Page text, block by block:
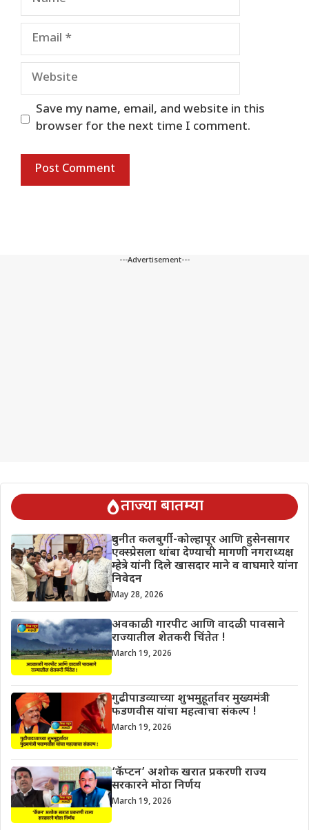
Email
Website
Save my name, email, and website in this
browser for the next time I comment.
---Advertisement---
ताज्या बातम्या
दुधनीत कलबुर्गी-कोल्हापूर आणि हुसेनसागर
एक्स्प्रेसला थांबा देण्याची मागणी नगराध्यक्ष
म्हेत्रे यांनी दिले खासदार माने व वाघमारे यांना
निवेदन
May 28, 2026
अवकाळी गारपीट आणि वादळी पावसाने
राज्यातील शेतकरी चिंतेत !
March 19, 2026
गुढीपाडव्याच्या शुभमुहूर्तावर मुख्यमंत्री
फडणवीस यांचा महत्वाचा संकल्प !
March 19, 2026
‘कॅप्टन’ अशोक खरात प्रकरणी राज्य
सरकारने मोठा निर्णय
March 19, 2026